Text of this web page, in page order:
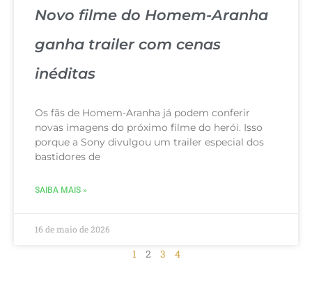
Novo filme do Homem-Aranha
ganha trailer com cenas
inéditas
Os fãs de Homem-Aranha já podem conferir
novas imagens do próximo filme do herói. Isso
porque a Sony divulgou um trailer especial dos
bastidores de
SAIBA MAIS »
16 de maio de 2026
1 2 3 4